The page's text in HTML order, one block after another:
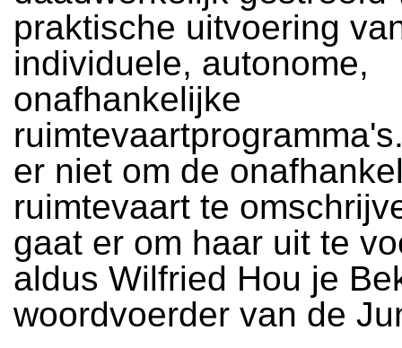
praktische uitvoering
individuele, autonome,
onafhankelijke
er niet om de
ruimtevaart te
gaat er om haar uit te
aldus Wilfried Hou je
woordvoerder van de